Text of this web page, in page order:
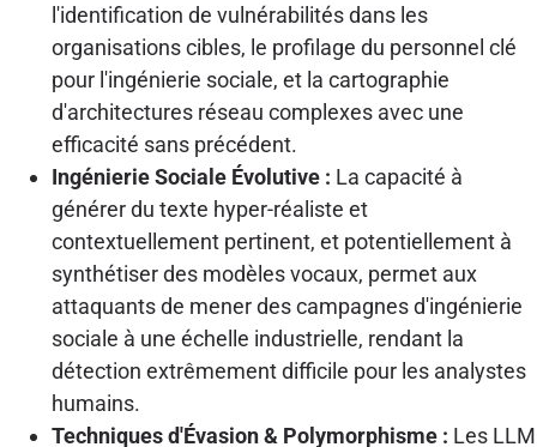
l'identification de vulnérabilités dans les
organisations cibles, le profilage du personnel clé
pour l'ingénierie sociale, et la cartographie
d'architectures réseau complexes avec une
efficacité sans précédent.
Ingénierie Sociale Évolutive : La capacité à
générer du texte hyper-réaliste et
contextuellement pertinent, et potentiellement à
synthétiser des modèles vocaux, permet aux
attaquants de mener des campagnes d'ingénierie
sociale à une échelle industrielle, rendant la
détection extrêmement difficile pour les analystes
humains.
Techniques d'Évasion & Polymorphisme : Les LLM